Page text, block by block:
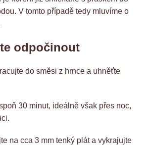
V tomto případě tedy mluvíme o
odpočinout
do směsi z hrnce a uhněťte
30 minut, ideálně však přes noc,
na cca 3 mm tenký plát a vykrajujte